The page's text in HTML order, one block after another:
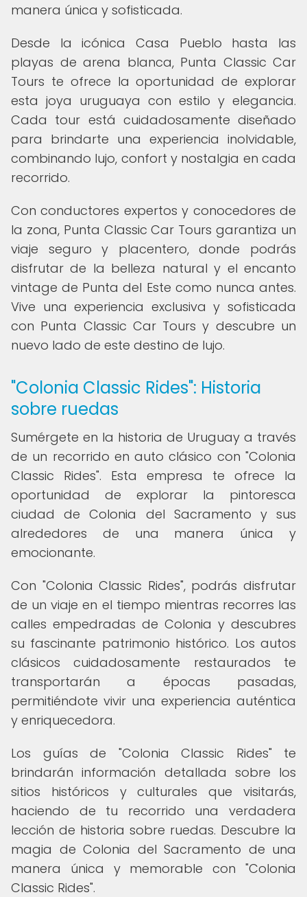
manera única y sofisticada.
Desde la icónica Casa Pueblo hasta las
playas de arena blanca, Punta Classic Car
Tours te ofrece la oportunidad de explorar
esta joya uruguaya con estilo y elegancia.
Cada tour está cuidadosamente diseñado
para brindarte una experiencia inolvidable,
combinando lujo, confort y nostalgia en cada
recorrido.
Con conductores expertos y conocedores de
la zona, Punta Classic Car Tours garantiza un
viaje seguro y placentero, donde podrás
disfrutar de la belleza natural y el encanto
vintage de Punta del Este como nunca antes.
Vive una experiencia exclusiva y sofisticada
con Punta Classic Car Tours y descubre un
nuevo lado de este destino de lujo.
"Colonia Classic Rides": Historia
sobre ruedas
Sumérgete en la historia de Uruguay a través
de un recorrido en auto clásico con "Colonia
Classic Rides". Esta empresa te ofrece la
oportunidad de explorar la pintoresca
ciudad de Colonia del Sacramento y sus
alrededores de una manera única y
emocionante.
Con "Colonia Classic Rides", podrás disfrutar
de un viaje en el tiempo mientras recorres las
calles empedradas de Colonia y descubres
su fascinante patrimonio histórico. Los autos
clásicos cuidadosamente restaurados te
transportarán a épocas pasadas,
permitiéndote vivir una experiencia auténtica
y enriquecedora.
Los guías de "Colonia Classic Rides" te
brindarán información detallada sobre los
sitios históricos y culturales que visitarás,
haciendo de tu recorrido una verdadera
lección de historia sobre ruedas. Descubre la
magia de Colonia del Sacramento de una
manera única y memorable con "Colonia
Classic Rides".